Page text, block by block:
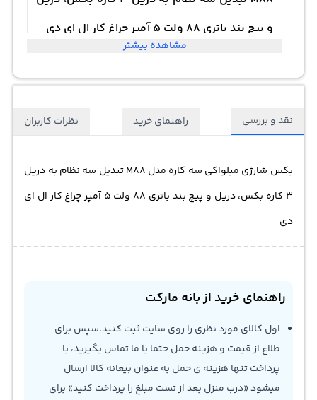
و پیچ بند باتری 88 ولت 5 آمپر چراغ کار ال ای دی
مشاهده بیشتر
نقد و بررسی راهنمای خرید نظرات کاربران
بکس شارژی میلواکی سه کاره مدل M88 تبدیل سه نظام به دریل
3 کاره بکس، دریل و پیچ بند باتری 88 ولت 5 آمپر چراغ کار ال ای
دی
راهنمای خرید از بانه مارکت
اول کالای مورد نظری را روی سایت ثبت کنید.سپس برای
طلاع از قیمت و هزینه حمل حتما با ما تماس بگیرید، با
پرداخت تنها هزینه ی حمل به عنوان بیعانه کالا ارسال
میشود «درب منزل بعد از تست مبلغ را پرداخت کنید» برای